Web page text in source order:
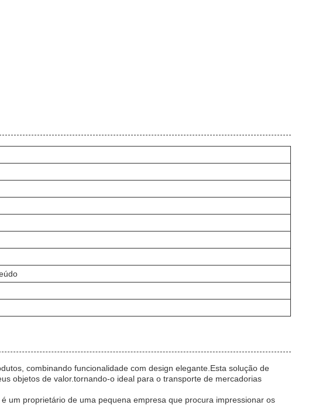
combinando funcionalidade com design elegante.Esta solução de
objetos de valor.tornando-o ideal para o transporte de mercadorias
um proprietário de uma pequena empresa que procura impressionar os